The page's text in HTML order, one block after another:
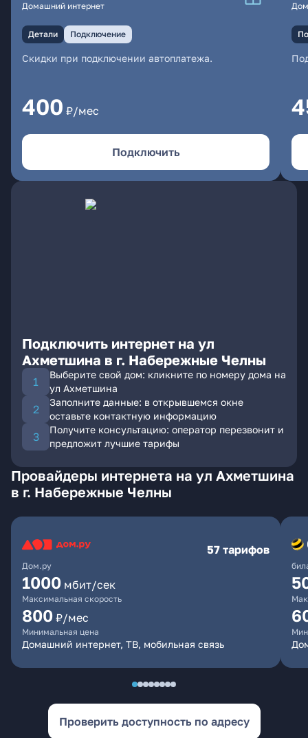
Домашний интернет
Детали Подключение
Скидки при подключении автоплатежа.
400 ₽/мес
Подключить
Подключить интернет на ул
Ахметшина в г. Набережные Челны
Выберите свой дом: кликните по номеру дома на
ул Ахметшина
Заполните данные: в открывшемся окне
оставьте контактную информацию
Получите консультацию: оператор перезвонит и
предложит лучшие тарифы
Провайдеры интернета на ул Ахметшина
в г. Набережные Челны
Дом.ру
57 тарифов
1000 мбит/сек
Максимальная скорость
800 ₽/мес
Минимальная цена
Домашний интернет, ТВ, мобильная связь
Проверить доступность по адресу